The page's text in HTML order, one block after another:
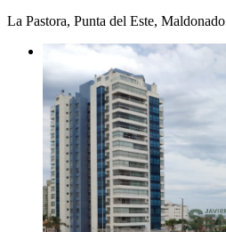
La Pastora, Punta del Este, Maldonado